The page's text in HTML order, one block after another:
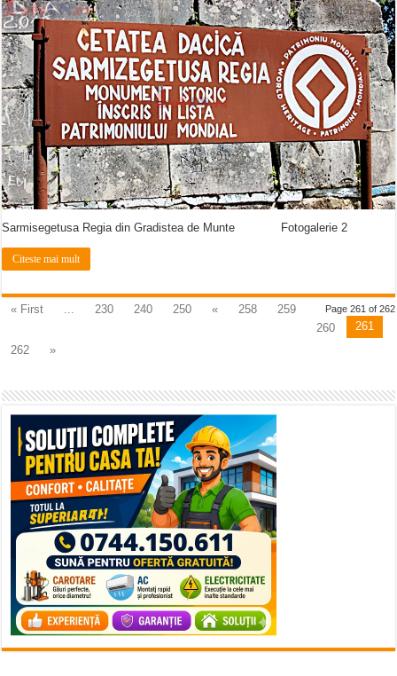
Sarmisegetusa Regia din Gradistea de Munte Fotogalerie 2
Citeste mai mult
Page 261 of 262
« First 230 240 250 « 258
259
260
261
262
»